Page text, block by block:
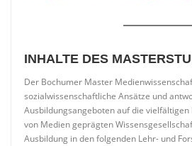
INHALTE DES
Der Bochumer Master
sozialwissenschaftliche Ansätze und
Ausbildungsangeboten auf die
von Medien geprägten
Ausbildung in den folgenden Lehr- und